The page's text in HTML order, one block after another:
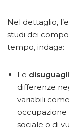
Nel dettaglio,
studi dei
tempo, indaga:
Le
differenze
variabili
occupazione
sociale o di